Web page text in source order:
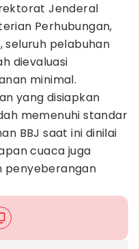
Jenderal
Perhubungan,
seluruh pelabuhan
dievaluasi
minimal.
yang disiapkan
memenuhi standar
BBJ saat ini dinilai
cuaca juga
penyeberangan